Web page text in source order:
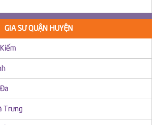
GIA SƯ QUẬN HUYỆN
Trưng